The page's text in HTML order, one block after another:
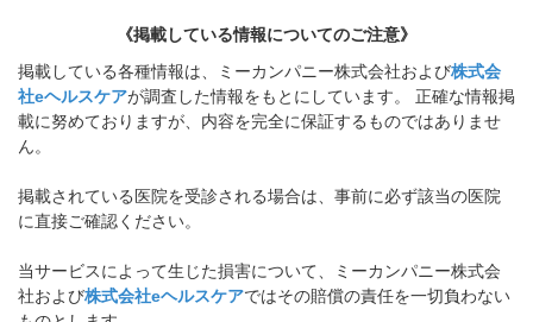
《掲載している情報についてのご注意》
掲載している各種情報は、ミーカンパニー株式会社および株式会
社eヘルスケアが調査した情報をもとにしています。 正確な情報掲
載に努めておりますが、内容を完全に保証するものではありませ
ん。
掲載されている医院を受診される場合は、事前に必ず該当の医院
に直接ご確認ください。
当サービスによって生じた損害について、ミーカンパニー株式会
社および株式会社eヘルスケアではその賠償の責任を一切負わない